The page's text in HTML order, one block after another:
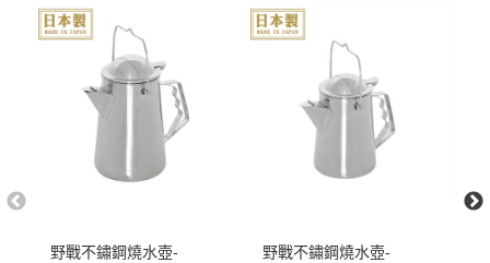
野戰不鏽鋼燒水壺-
野戰不鏽鋼燒水壺-